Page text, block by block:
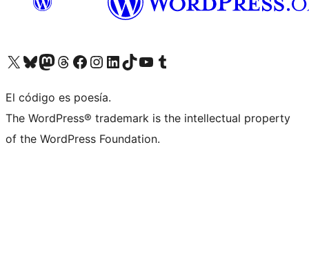
Visitá nuestra cuenta de X (anteriormente Twitter)
Visitá nuestra cuenta de Bluesky
Visitá nuestra cuenta de Mastodon
Visitá nuestra cuenta de Threads
Visitá nuestra página de Facebook
Visitá nuestra cuenta de Instagram
Visitá nuestra cuenta de LinkedIn
Visitá nuestra cuenta de TikTok
Visitá nuestro canal de YouTube
Visitá nuestra cuenta de Tumblr
El código es poesía.
The WordPress® trademark is the intellectual property
of the WordPress Foundation.